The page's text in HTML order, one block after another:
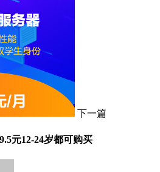
下一篇
元12-24岁都可购买